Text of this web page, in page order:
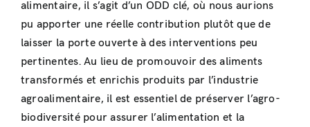
alimentaire, il s’agit d’un ODD clé, où nous aurions
pu apporter une réelle contribution plutôt que de
laisser la porte ouverte à des interventions peu
pertinentes. Au lieu de promouvoir des aliments
transformés et enrichis produits par l’industrie
agroalimentaire, il est essentiel de préserver l’agro-
biodiversité pour assurer l’alimentation et la